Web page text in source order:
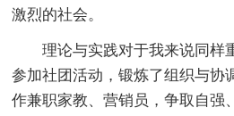
激烈的社会。
理论与实践对于我来说同样
参加社团活动，锻炼了组织与协
作兼职家教、营销员，争取自强